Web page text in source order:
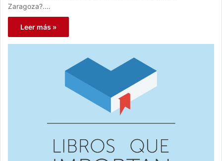
Zaragoza?.…
Leer más »